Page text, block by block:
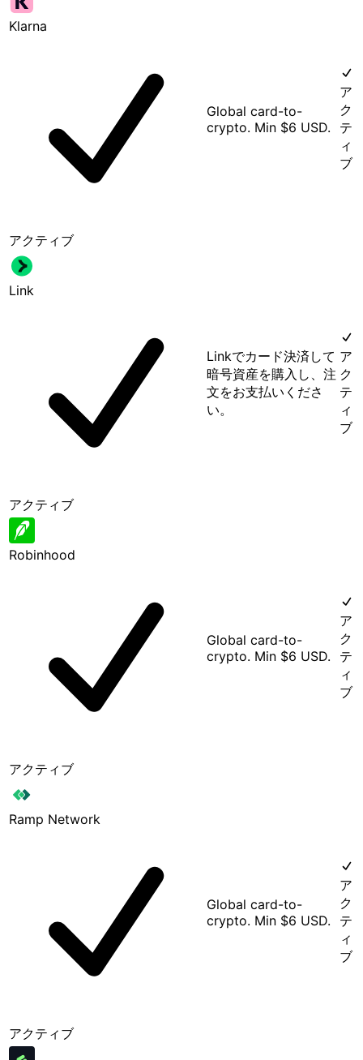
Klarna
アクティブ
Global card-to-
crypto. Min $6 USD.
ア
ク
テ
ィ
ブ
Link
アクティブ
Linkでカード決済して
暗号資産を購入し、注
文をお支払いくださ
い。
ア
ク
テ
ィ
ブ
Robinhood
アクティブ
Global card-to-
crypto. Min $6 USD.
ア
ク
テ
ィ
ブ
Ramp Network
アクティブ
Global card-to-
crypto. Min $6 USD.
ア
ク
テ
ィ
ブ